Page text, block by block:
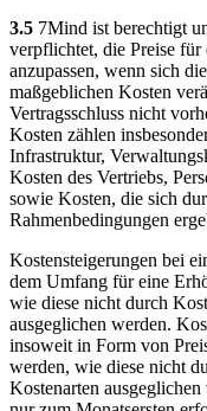
3.5 7Mind ist berechtigt
verpflichtet, die Preise für
anzupassen, wenn sich
maßgeblichen Kosten
Vertragsschluss nicht
Kosten zählen
Infrastruktur,
Kosten des Vertriebs,
sowie Kosten, die sich
Rahmenbedingungen
Kostensteigerungen bei
dem Umfang für eine
wie diese nicht durch
ausgeglichen werden.
insoweit in Form von
werden, wie diese nicht
Kostenarten